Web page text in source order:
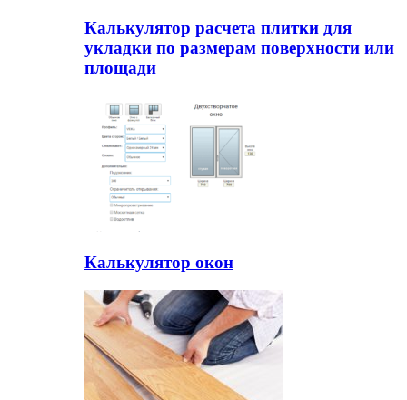
Калькулятор расчета плитки для
укладки по размерам поверхности или
площади
Калькулятор окон